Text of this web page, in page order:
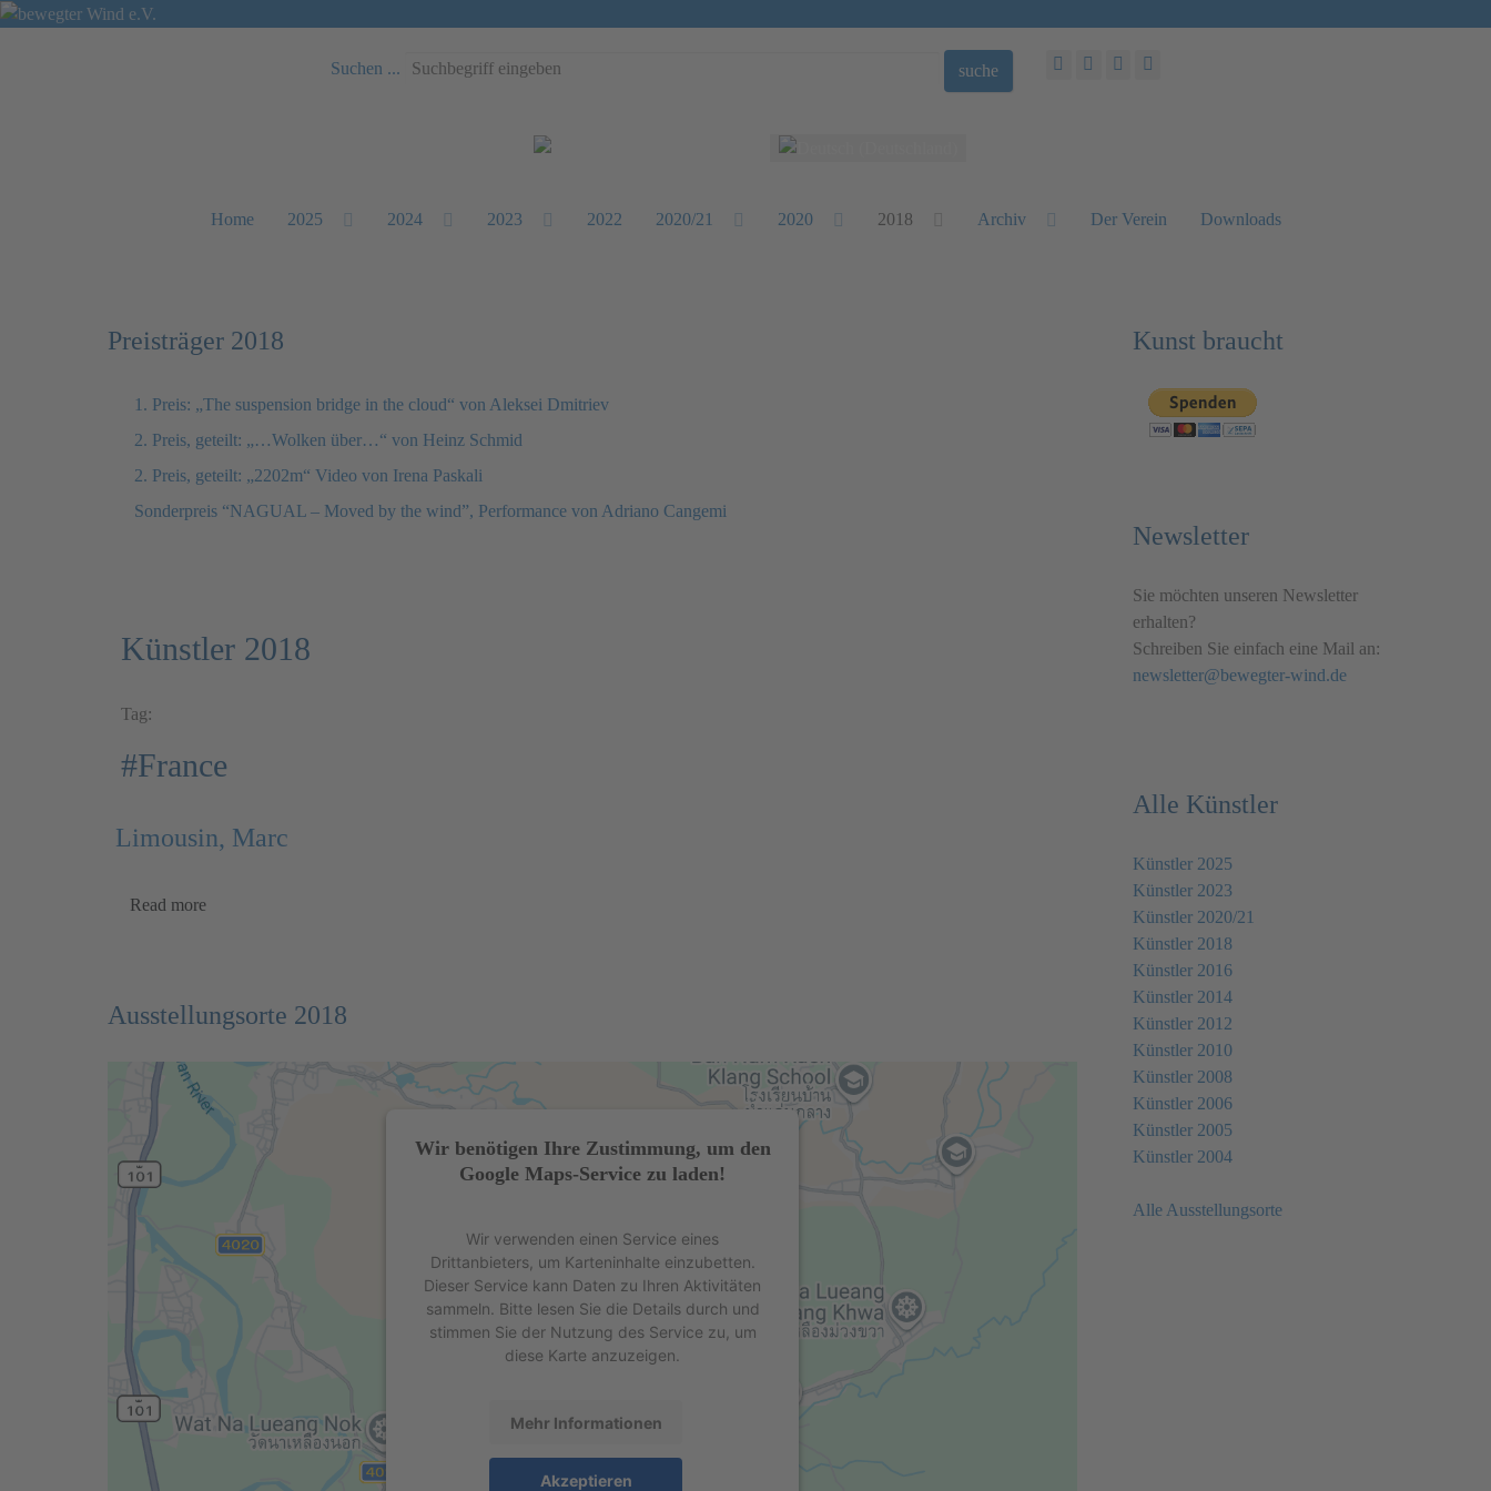
Suchen ... suche
Sprache auswählen
Home 2025 2024 2023 2022 2020/21 2020 2018 Archiv Der Verein Downloads
Preisträger 2018
1. Preis: „The suspension bridge in the cloud“ von Aleksei Dmitriev
2. Preis, geteilt: „…Wolken über…“ von Heinz Schmid
2. Preis, geteilt: „2202m“ Video von Irena Paskali
Sonderpreis “NAGUAL – Moved by the wind”, Performance von Adriano Cangemi
Künstler 2018
Tag:
#France
Limousin, Marc
Read more
Ausstellungsorte 2018
Wir benötigen Ihre Zustimmung, um den
Google Maps-Service zu laden!
Wir verwenden einen Service eines
Drittanbieters, um Karteninhalte einzubetten.
Dieser Service kann Daten zu Ihren Aktivitäten
sammeln. Bitte lesen Sie die Details durch und
stimmen Sie der Nutzung des Service zu, um
diese Karte anzuzeigen.
Mehr Informationen
Akzeptieren
Kunst braucht
Newsletter
Sie möchten unseren Newsletter
erhalten?
Schreiben Sie einfach eine Mail an:
newsletter@bewegter-wind.de
Alle Künstler
Künstler 2025
Künstler 2023
Künstler 2020/21
Künstler 2018
Künstler 2016
Künstler 2014
Künstler 2012
Künstler 2010
Künstler 2008
Künstler 2006
Künstler 2005
Künstler 2004
Alle Ausstellungsorte